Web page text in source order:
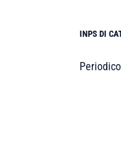
INPS DI